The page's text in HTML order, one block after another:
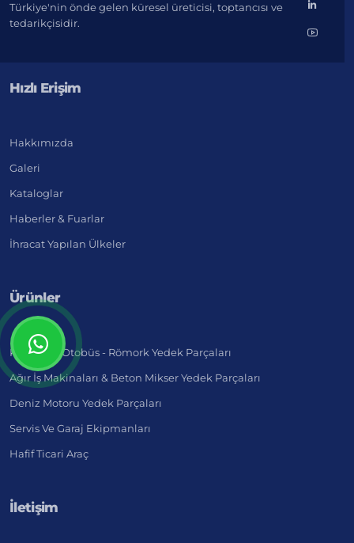
Türkiye'nin önde gelen küresel üreticisi, toptancısı ve
tedarikçisidir.
Hızlı Erişim
Hakkımızda
Galeri
Kataloglar
Haberler & Fuarlar
İhracat Yapılan Ülkeler
Ürünler
Kamyon - Otobüs - Römork Yedek Parçaları
Ağır İş Makinaları & Beton Mikser Yedek Parçaları
Deniz Motoru Yedek Parçaları
Servis Ve Garaj Ekipmanları
Hafif Ticari Araç
İletişim